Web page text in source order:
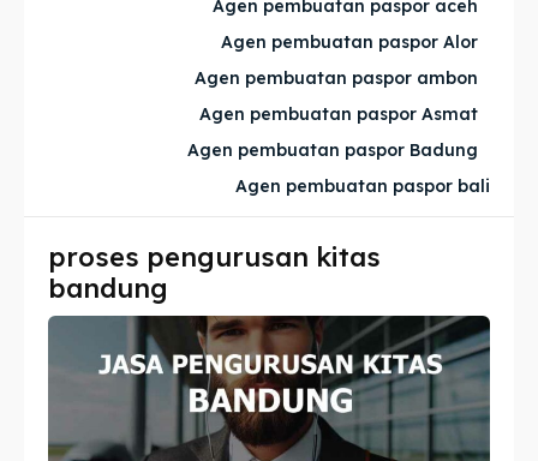
Imta
Legalisir
Penerjemah
Imta
Legalisir
Penerjemah
Agen pembuatan paspor aceh
Agen pembuatan paspor Alor
Agen pembuatan paspor ambon
Agen pembuatan paspor Asmat
Agen pembuatan paspor Badung
Agen pembuatan paspor bali
proses pengurusan kitas
bandung